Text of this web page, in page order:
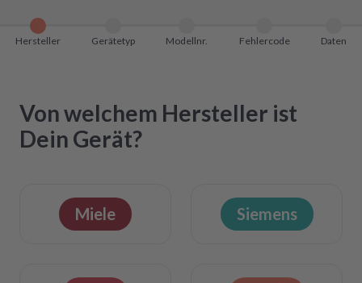
Hersteller Gerätetyp Modellnr. Fehlercode Daten
Von welchem Hersteller ist
Dein Gerät?
Miele Siemens